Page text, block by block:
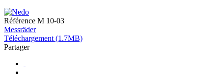
Référence M 10-03
Messräder
Téléchargement (1.7MB)
Partager